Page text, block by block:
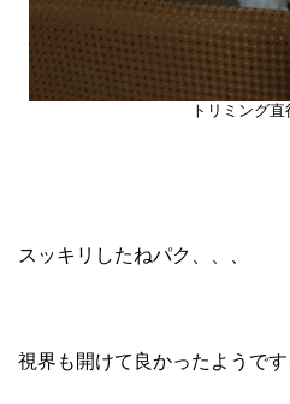
トリミング
スッキリしたねパク、、、
視界も開けて良かったようです